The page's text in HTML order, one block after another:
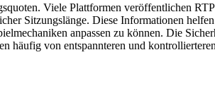
Viele Plattformen veröffentlichen
Sitzungslänge. Diese Informationen
anpassen zu können. Die
häufig von entspannteren und